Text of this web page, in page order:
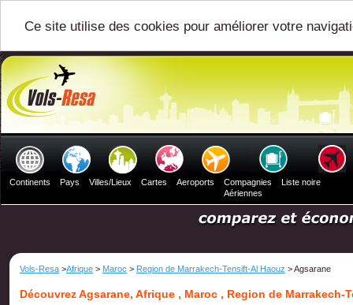
Ce site utilise des cookies pour améliorer votre
Continents Pays Villes/Lieux Cartes Aeroports
Compagnies
Aériennes
Liste noire
Vols-Resa >Afrique > Maroc > Region de Marrakech-Tensift-Al Haouz > Agsarane
Découvrez Agsarane, Afrique , Maroc , Region de Marrakech-